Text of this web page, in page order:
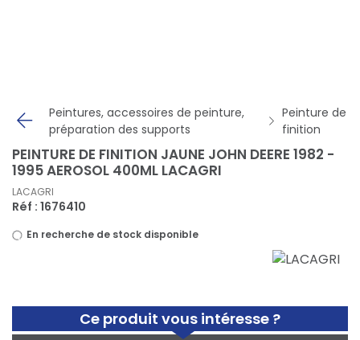
Peintures, accessoires de peinture,
préparation des supports
Peinture de
finition
Ce produit vous intéresse ?
PEINTURE DE FINITION JAUNE JOHN DEERE 1982 -
1995 AEROSOL 400ML LACAGRI
LACAGRI
Réf : 1676410
En recherche de stock disponible